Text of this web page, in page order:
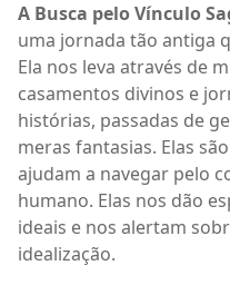
A Busca pelo Vínculo
uma jornada tão antiga
Ela nos leva através de
casamentos divinos e
histórias, passadas de
meras fantasias. Elas
ajudam a navegar pelo
humano. Elas nos dão
ideais e nos alertam
idealização.